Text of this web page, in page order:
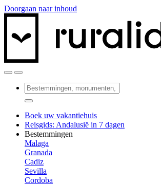
Doorgaan naar inhoud
Boek uw vakantiehuis
Reisgids: Andalusië in 7 dagen
Bestemmingen
Malaga
Granada
Cadiz
Sevilla
Cordoba